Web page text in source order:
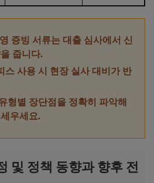
증빙 서류는 대출 심사에서 신
줍니다.
스 사용 시 현장 실사 대비가 반
형별 장단점을 정확히 파악해
우세요.
및 정책 동향과 향후 전